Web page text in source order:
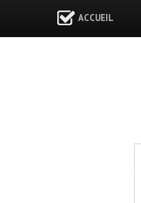
ACCUEIL